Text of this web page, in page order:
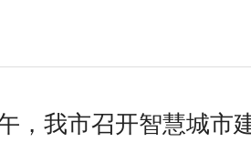
我市召开智慧城市